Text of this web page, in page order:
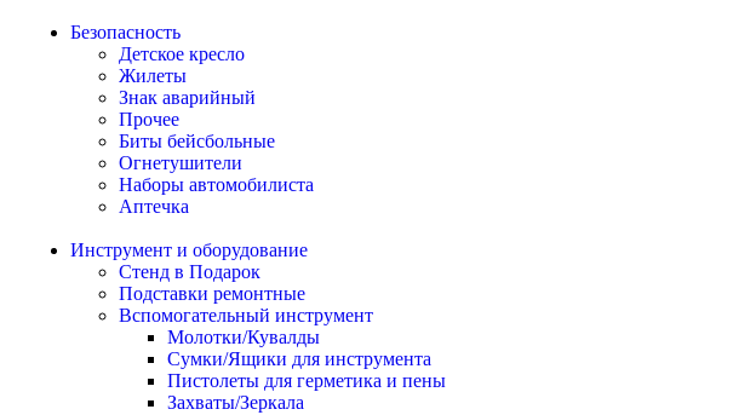
Безопасность
Детское кресло
Жилеты
Знак аварийный
Прочее
Биты бейсбольные
Огнетушители
Наборы автомобилиста
Аптечка
Инструмент и оборудование
Стенд в Подарок
Подставки ремонтные
Вспомогательный инструмент
Молотки/Кувалды
Сумки/Ящики для инструмента
Пистолеты для герметика и пены
Захваты/Зеркала